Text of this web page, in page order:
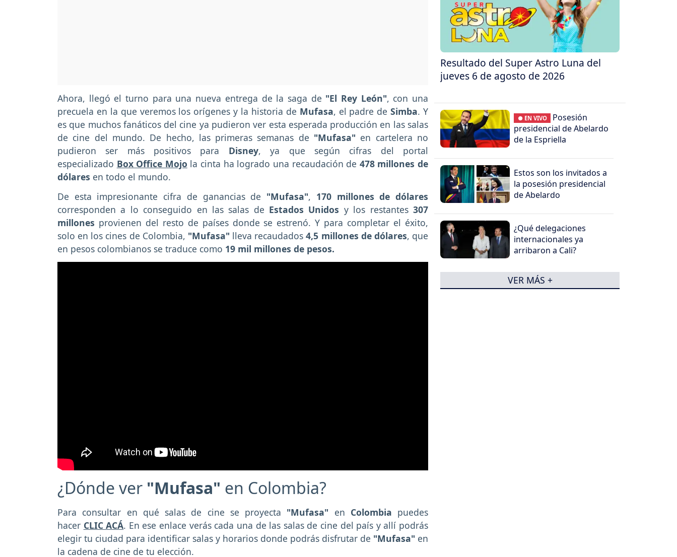
Ahora, llegó el turno para una nueva entrega de la saga de "El Rey León", con una
precuela en la que veremos los orígenes y la historia de Mufasa, el padre de Simba. Y
es que muchos fanáticos del cine ya pudieron ver esta esperada producción en las salas
de cine del mundo. De hecho, las primeras semanas de "Mufasa" en cartelera no
pudieron ser más positivos para Disney, ya que según cifras del portal
especializado Box Office Mojo la cinta ha logrado una recaudación de 478 millones de
dólares en todo el mundo.
De esta impresionante cifra de ganancias de "Mufasa", 170 millones de dólares
corresponden a lo conseguido en las salas de Estados Unidos y los restantes307
millones provienen del resto de países donde se estrenó. Y para completar el éxito,
solo en los cines de Colombia, "Mufasa" lleva recaudados4,5 millones de dólares, que
en pesos colombianos se traduce como 19 mil millones de pesos.
¿Dónde ver "Mufasa" en Colombia?
Para consultar en qué salas de cine se proyecta "Mufasa" en Colombia puedes
hacer CLIC ACÁ. En ese enlace verás cada una de las salas de cine del país y allí podrás
elegir tu ciudad para identificar salas y horarios donde podrás disfrutar de "Mufasa" en
la cadena de cine de tu elección.
Resultado del Super Astro Luna del
jueves 6 de agosto de 2026
● EN VIVO
Posesión
presidencial de Abelardo
de la Espriella
Estos son los invitados a
la posesión presidencial
de Abelardo
¿Qué delegaciones
internacionales ya
arribaron a Cali?
VER MÁS +